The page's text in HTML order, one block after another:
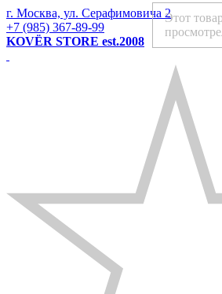
г. Москва, ул. Серафимовича 2
+7 (985) 367-89-99
KOVЁR STORE est.2008
Этот